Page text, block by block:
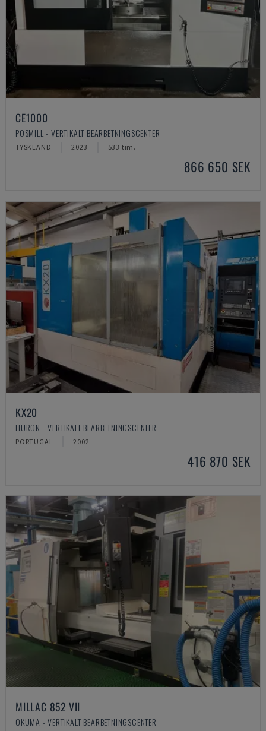
CE1000
POSMILL - VERTIKALT BEARBETNINGSCENTER
TYSKLAND 2023 533 tim.
866 650 SEK
KX20
HURON - VERTIKALT BEARBETNINGSCENTER
PORTUGAL 2002
416 870 SEK
MILLAC 852 VII
OKUMA - VERTIKALT BEARBETNINGSCENTER